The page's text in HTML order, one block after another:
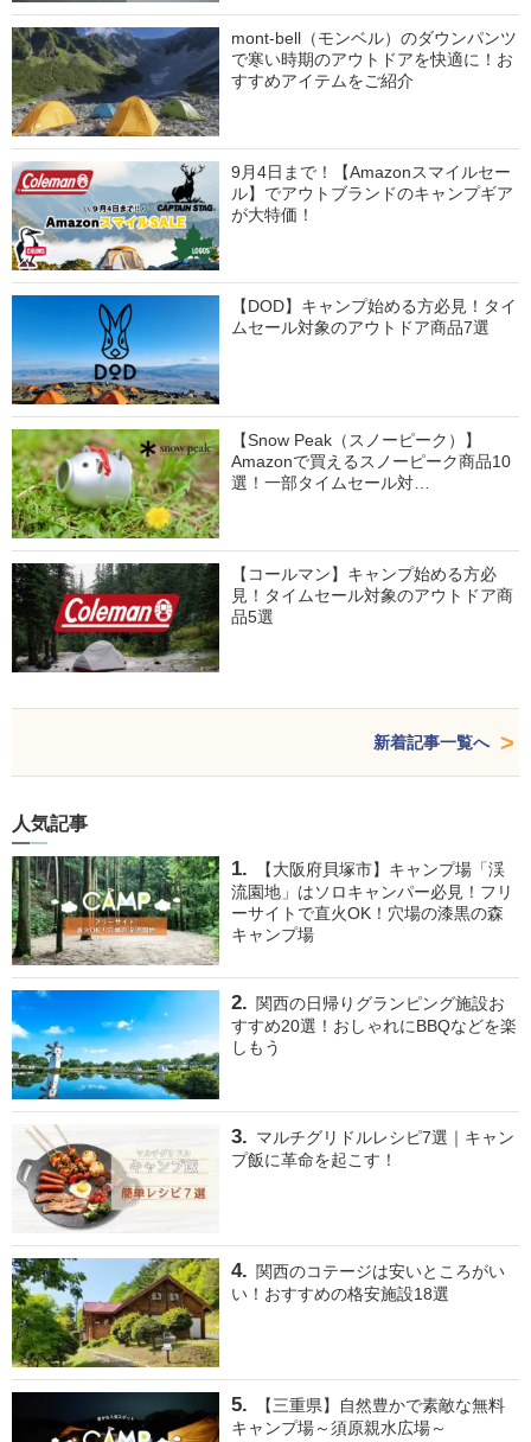
mont-bell（モンベル）のダウンパンツ
で寒い時期のアウトドアを快適に！お
すすめアイテムをご紹介
9月4日まで！【Amazonスマイルセー
ル】でアウトブランドのキャンプギア
が大特価！
【DOD】キャンプ始める方必見！タイ
ムセール対象のアウトドア商品7選
【Snow Peak（スノーピーク）】
Amazonで買えるスノーピーク商品10
選！一部タイムセール対…
【コールマン】キャンプ始める方必
見！タイムセール対象のアウトドア商
品5選
新着記事一覧へ
人気記事
【大阪府貝塚市】キャンプ場「渓
流園地」はソロキャンパー必見！フリ
ーサイトで直火OK！穴場の漆黒の森
キャンプ場
関西の日帰りグランピング施設お
すすめ20選！おしゃれにBBQなどを楽
しもう
マルチグリドルレシピ7選｜キャン
プ飯に革命を起こす！
関西のコテージは安いところがい
い！おすすめの格安施設18選
【三重県】自然豊かで素敵な無料
キャンプ場～須原親水広場～